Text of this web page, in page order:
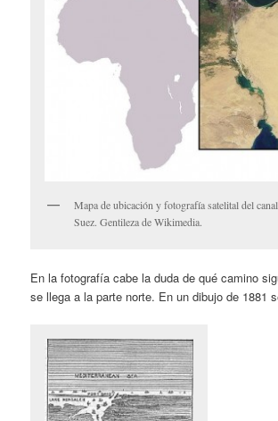
Mapa de ubicación y fotografía satelital del
Suez. Gentileza de Wikimedia.
En la fotografía cabe la duda de qué camino
se llega a la parte norte. En un dibujo de 1881